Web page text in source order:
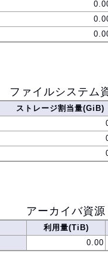
ファイルシステム
ストレージ割当量(GiB)
アーカイバ資源
利用量(TiB)
0.00